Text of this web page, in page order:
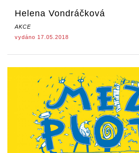
Helena Vondráčková
AKCE
vydáno 17.05.2018